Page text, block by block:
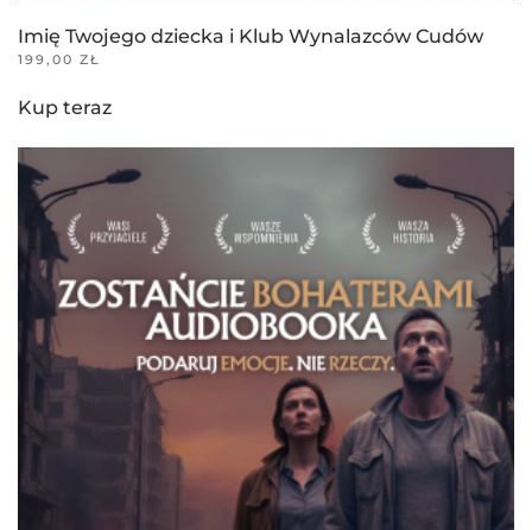
Imię Twojego dziecka i Klub Wynalazców Cudów
199,00 ZŁ
Kup teraz